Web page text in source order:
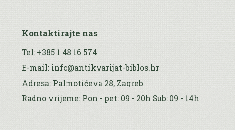
Kontaktirajte nas
Tel: +385 1 48 16 574
E-mail: info@antikvarijat-biblos.hr
Adresa: Palmotićeva 28, Zagreb
Radno vrijeme: Pon - pet: 09 - 20h Sub: 09 - 14h